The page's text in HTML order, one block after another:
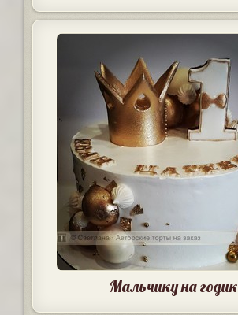
Мальчику на годик